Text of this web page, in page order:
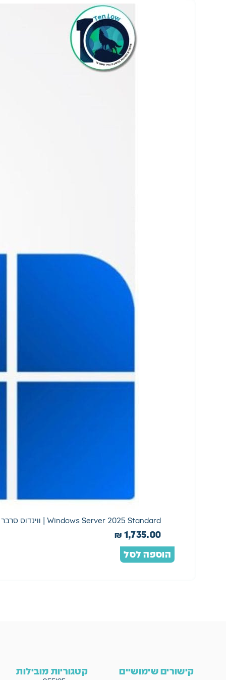
Windows Server 2025 Standard | ווינדוס סרבר סטנדרד 2025
₪ 1,735.00
הוספה לסל
קישורים שימושיים קטגוריות מובילות